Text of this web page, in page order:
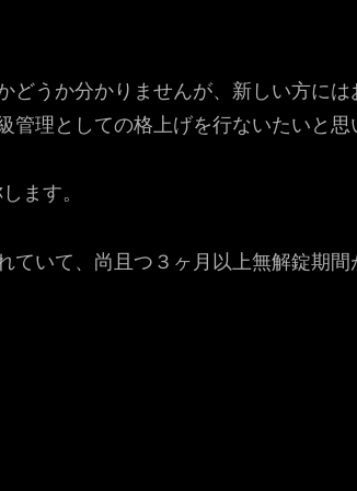
うか分かりませんが、新しい方に
理としての格上げを行ないたいと思
ます。
いて、尚且つ３ヶ月以上無解錠期